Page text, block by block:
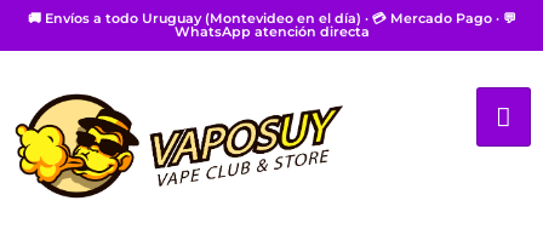
🚚 Envíos a todo Uruguay (Montevideo en el día) · 💳 Mercado Pago · 💬
WhatsApp atención directa